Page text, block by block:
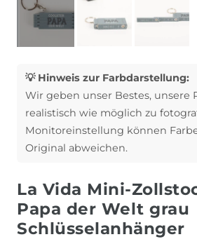
💡 Hinweis zur Farbdarstellung:
Wir geben unser Bestes, unsere
realistisch wie möglich zu
Monitoreinstellung können
Original abweichen.
La Vida Mini-
Papa der Welt grau
Schlüsselanhänger